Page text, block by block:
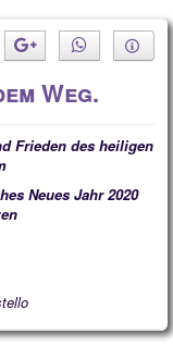
Weg.
Frieden des heiligen
Neues Jahr 2020